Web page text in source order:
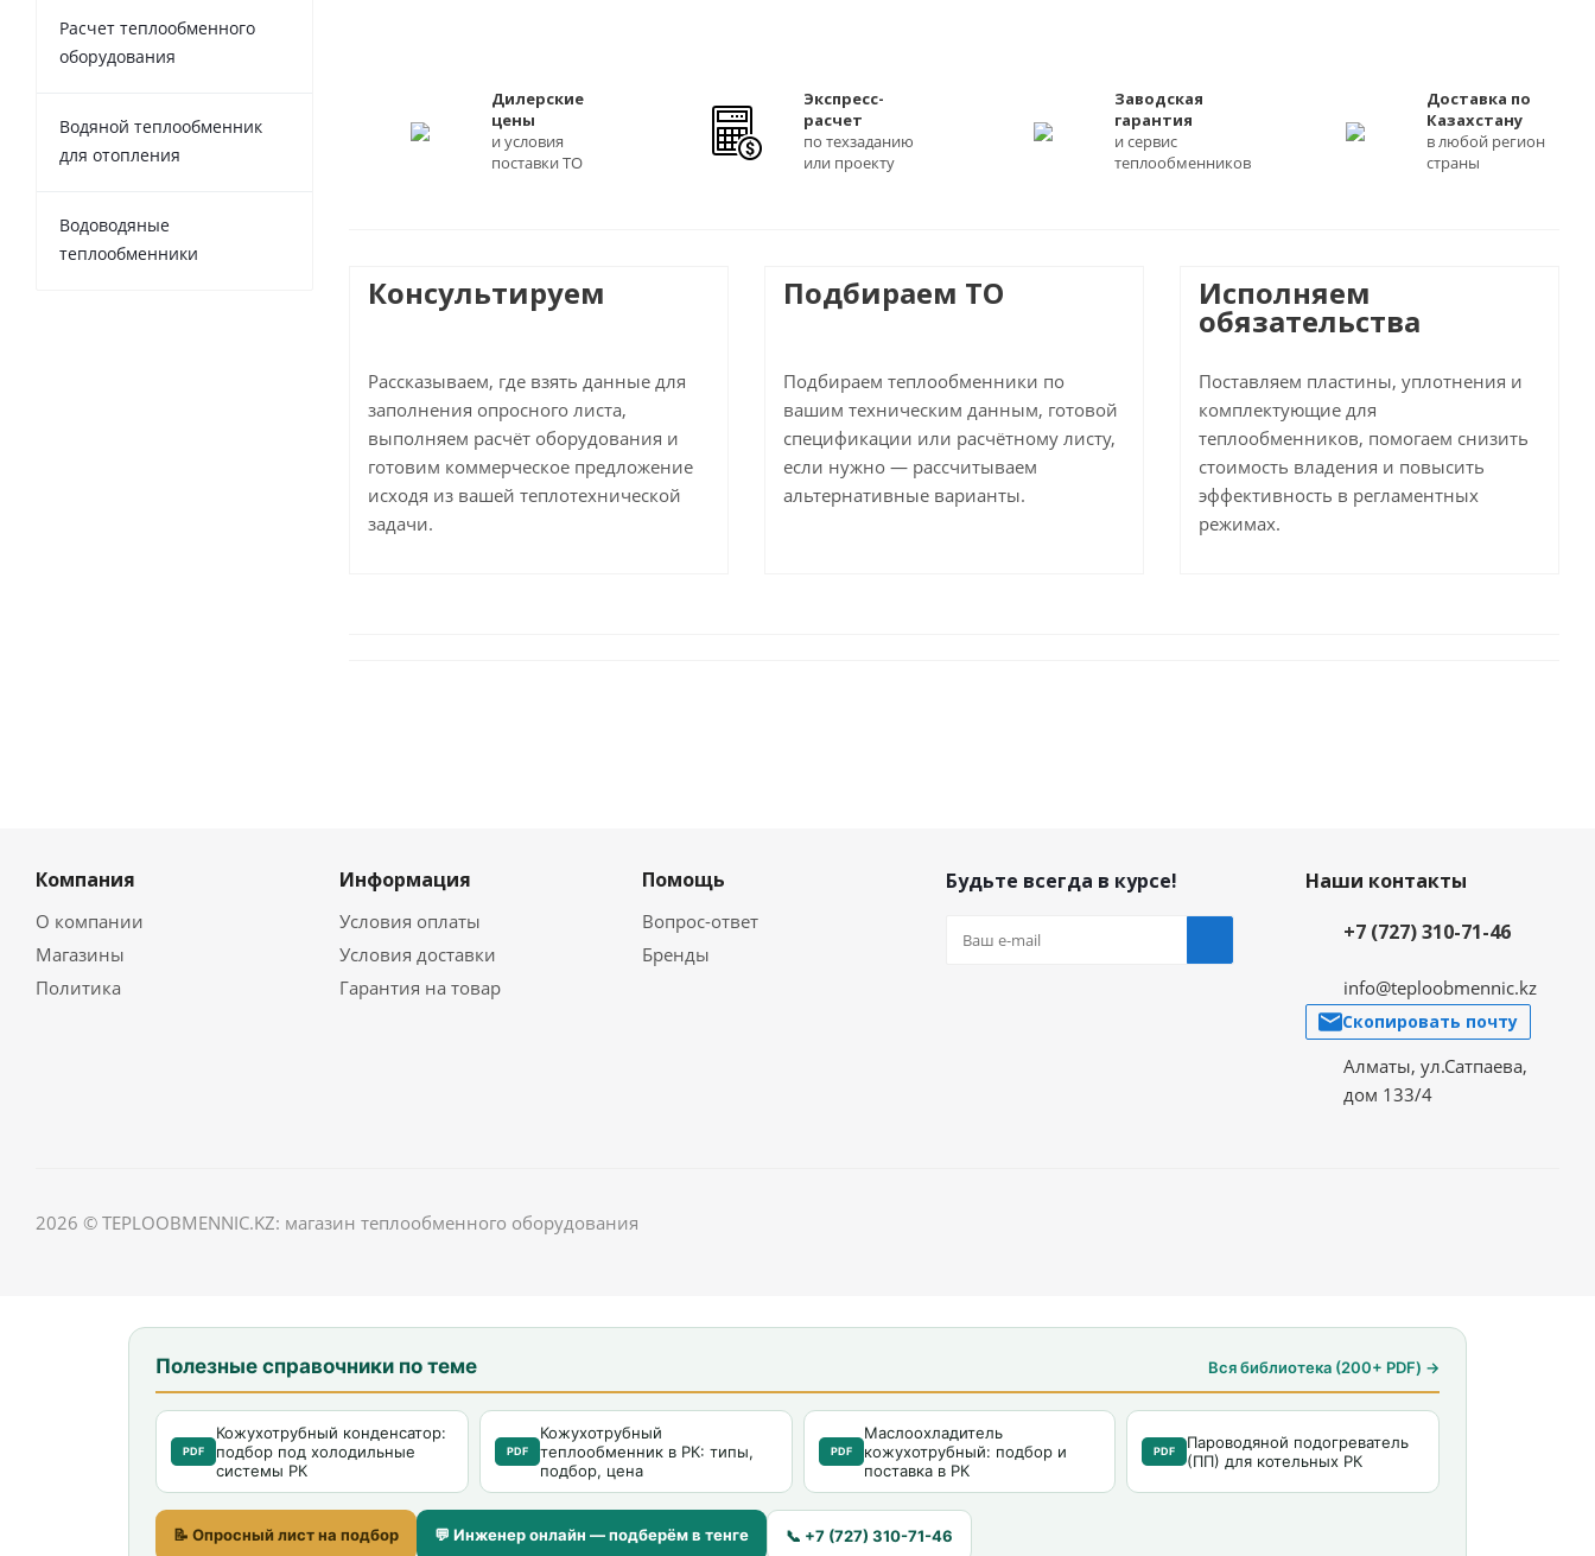
Дилерские
цены
и условия
поставки ТО
Экспресс-
расчет
по техзаданию
или проекту
Заводская
гарантия
и сервис
теплообменников
Доставка по
Казахстану
в любой регион
страны
Консультируем
Рассказываем, где взять данные для
заполнения опросного листа,
выполняем расчёт оборудования и
готовим коммерческое предложение
исходя из вашей теплотехнической
задачи.
Подбираем ТО
Подбираем теплообменники по
вашим техническим данным, готовой
спецификации или расчётному листу,
если нужно — рассчитываем
альтернативные варианты.
Исполняем
обязательства
Поставляем пластины, уплотнения и
комплектующие для
теплообменников, помогаем снизить
стоимость владения и повысить
эффективность в регламентных
режимах.
Расчет теплообменного
оборудования
Водяной теплообменник
для отопления
Водоводяные
теплообменники
Компания
О компании
Магазины
Политика
Информация
Условия оплаты
Условия доставки
Гарантия на товар
Помощь
Вопрос-ответ
Бренды
Будьте всегда в курсе!
Наши контакты
+7 (727) 310-71-46
info@teploobmennic.kz
Скопировать почту
Алматы, ул.Сатпаева,
дом 133/4
2026 © TEPLOOBMENNIC.KZ: магазин теплообменного оборудования
Полезные справочники по теме Вся библиотека (200+ PDF) →
PDF
Кожухотрубный конденсатор:
подбор под холодильные
системы РК
PDF
Кожухотрубный
теплообменник в РК: типы,
подбор, цена
PDF
Маслоохладитель
кожухотрубный: подбор и
поставка в РК
PDF
Пароводяной подогреватель
(ПП) для котельных РК
📝 Опросный лист на подбор 💬 Инженер онлайн — подберём в тенге 📞 +7 (727) 310-71-46